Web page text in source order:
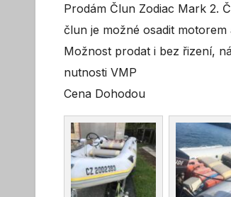
Prodám Člun Zodiac Mark 2.
člun je možné osadit motorem
Možnost prodat i bez řizení,
nutnosti VMP
Cena Dohodou